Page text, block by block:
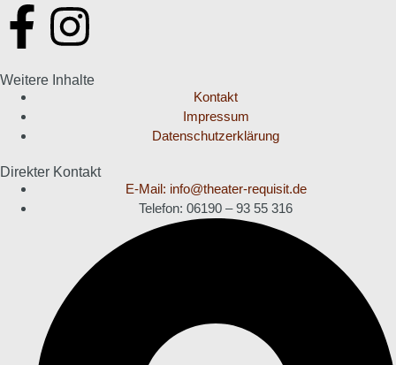
Weitere Inhalte
Kontakt
Impressum
Datenschutzerklärung
Direkter Kontakt
E-Mail: info@theater-requisit.de
Telefon: 06190 – 93 55 316